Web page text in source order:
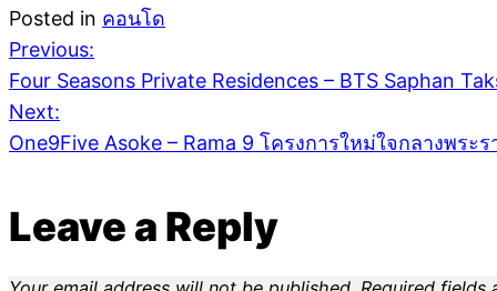
Posted in คอนโด
Post
navigation
Previous:
Four Seasons Private Residences – BTS Saphan
Next:
One9Five Asoke – Rama 9 โครงการใหม่ใจกลางพระร
Leave a Reply